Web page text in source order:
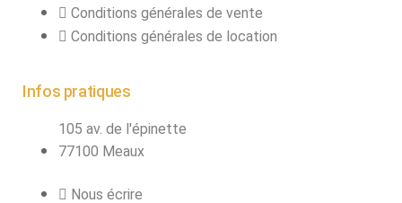
Conditions générales de vente
Conditions générales de location
Infos pratiques
105 av. de l'épinette
77100 Meaux
Nous écrire